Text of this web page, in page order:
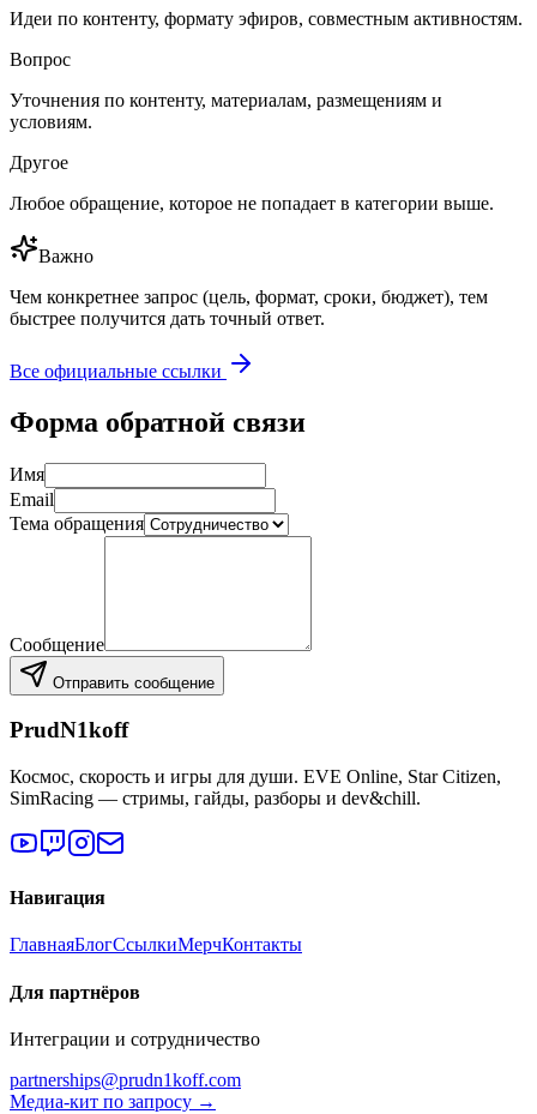
Идеи по контенту, формату эфиров, совместным активностям.
Вопрос
Уточнения по контенту, материалам, размещениям и
условиям.
Другое
Любое обращение, которое не попадает в категории выше.
Важно
Чем конкретнее запрос (цель, формат, сроки, бюджет), тем
быстрее получится дать точный ответ.
Все официальные ссылки
Форма обратной связи
Имя
Email
Тема обращения
Сообщение
Отправить сообщение
PrudN1koff
Космос, скорость и игры для души. EVE Online, Star Citizen,
SimRacing — стримы, гайды, разборы и dev&chill.
Навигация
ГлавнаяБлогСсылкиМерчКонтакты
Для партнёров
Интеграции и сотрудничество
partnerships@prudn1koff.com
Медиа-кит по запросу →